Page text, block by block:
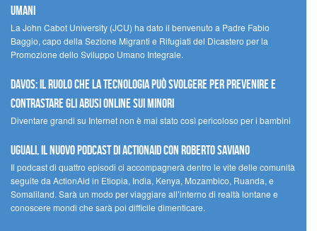
umani
La John Cabot University (JCU) ha dato il benvenuto a Padre Fabio
Baggio, capo della Sezione Migranti e Rifugiati del Dicastero per la
Promozione dello Sviluppo Umano Integrale.
Davos: il ruolo che la tecnologia può svolgere per prevenire e
contrastare gli abusi online sui minori
Diventare grandi su Internet non è mai stato così pericoloso per i bambini
UGUALI, il nuovo podcast di ACTIONAID con Roberto Saviano
Il podcast di quattro episodi ci accompagnerà dentro le vite delle comunità
seguite da ActionAid in Etiopia, India, Kenya, Mozambico, Ruanda, e
Somaliland. Sarà un modo per viaggiare all’interno di realtà lontane e
conoscere mondi che sarà poi difficile dimenticare.